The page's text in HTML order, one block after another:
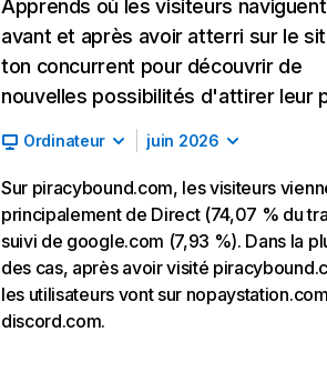
Apprends où les visiteurs naviguent
avant et après avoir atterri sur le
ton concurrent pour découvrir de
nouvelles possibilités d'attirer leur
Ordinateur juin 2026
Sur piracybound.com, les visiteurs
principalement de Direct (74,07 % du
suivi de google.com (7,93 %). Dans la
des cas, après avoir visité
les utilisateurs vont sur
discord.com.